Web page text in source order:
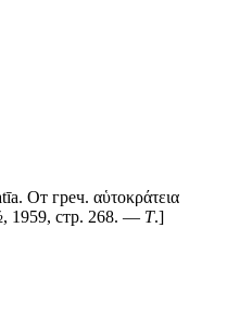
От греч. αὑτοκράτεια
1959, стр. 268. — Т.]